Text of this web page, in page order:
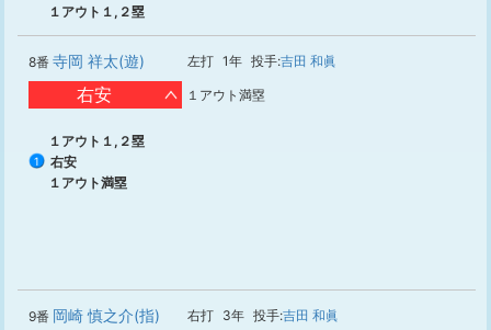
１アウト１,２塁
8番 寺岡 祥太(遊) 左打 1年 投手:吉田 和眞
右安 １アウト満塁
１アウト１,２塁
1
右安
１アウト満塁
9番 岡崎 慎之介(指) 右打 3年 投手:吉田 和眞